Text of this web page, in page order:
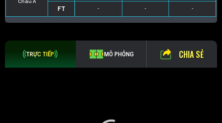
FT - - -
FT - - -
TRỰC TIẾP MÔ PHỎNG CHIA SẺ